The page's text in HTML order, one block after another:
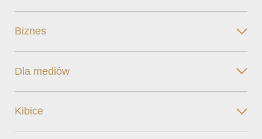
Biznes
Dla mediów
Kibice